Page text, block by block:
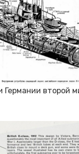
Германии второй